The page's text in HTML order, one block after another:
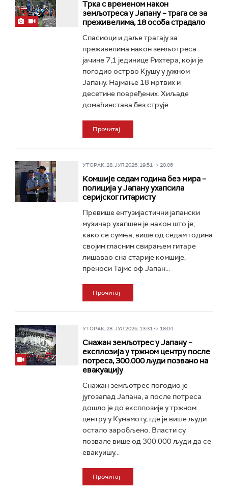
Трка с временом након
земљотреса у Јапану – трага се за
преживелима, 18 особа страдало
Спасиоци и даље трагају за
преживелима након земљотреса
јачине 7,1 јединице Рихтера, који је
погодио острво Кјушу у јужном
Јапану. Најмање 18 мртвих и
десетине повређених. Хиљаде
домаћинстава без струје...
Прочитај
УТОРАК, 28. ЈУЛ 2026, 19:51 -> 20:06
Комшије седам година без мира –
полиција у Јапану ухапсила
серијског гитаристу
Превише ентузијастични јапански
музичар ухапшен је након што је,
како се сумња, више од седам година
својим гласним свирањем гитаре
лишавао сна старије комшије,
преноси Тајмс оф Јапан...
Прочитај
УТОРАК, 28. ЈУЛ 2026, 13:31 -> 18:04
Снажан земљотрес у Јапану –
експлозија у тржном центру после
потреса, 300.000 људи позвано на
евакуацију
Снажан земљотрес погодио је
југозапад Јапана, а после потреса
дошло је до експлозије у тржном
центру у Кумамоту, где је више људи
остало заробљено. Власти су
позвале више од 300.000 људи да се
евакуишу...
Прочитај